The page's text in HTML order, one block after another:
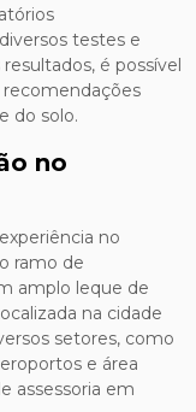
testes e
é possível
do solo.
no
no
ramo de
amplo leque de
na cidade
setores, como
e área
assessoria em